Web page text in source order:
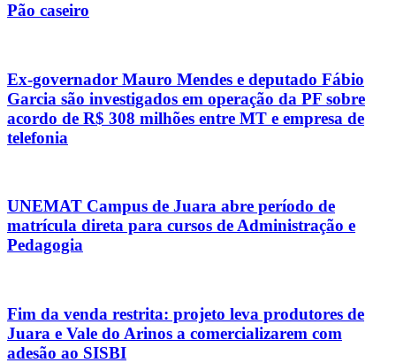
Pão caseiro
Ex-governador Mauro Mendes e deputado Fábio
Garcia são investigados em operação da PF sobre
acordo de R$ 308 milhões entre MT e empresa de
telefonia
UNEMAT Campus de Juara abre período de
matrícula direta para cursos de Administração e
Pedagogia
Fim da venda restrita: projeto leva produtores de
Juara e Vale do Arinos a comercializarem com
adesão ao SISBI